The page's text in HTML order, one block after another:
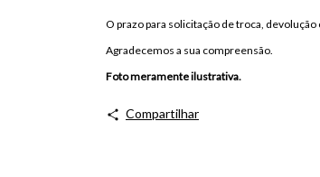
O prazo para solicitação de troca,
Agradecemos a sua compreensão.
Foto meramente ilustrativa.
Compartilhar